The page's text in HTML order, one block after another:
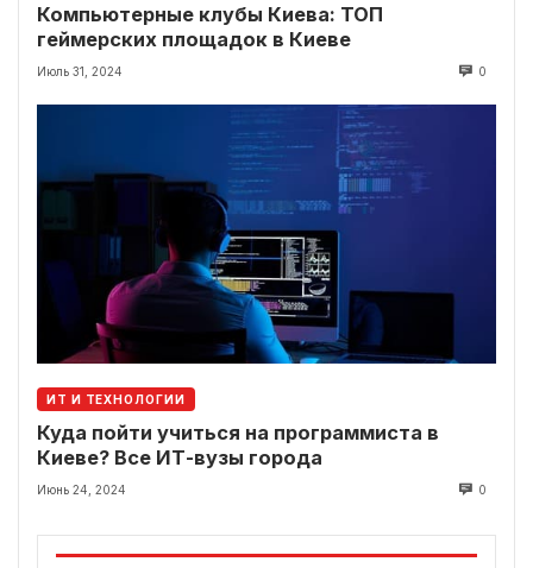
Компьютерные клубы Киева: ТОП
геймерских площадок в Киеве
Июль 31, 2024 0
ИТ И ТЕХНОЛОГИИ
Куда пойти учиться на программиста в
Киеве? Все ИТ-вузы города
Июнь 24, 2024 0